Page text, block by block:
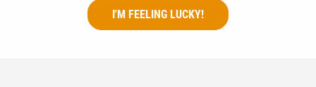
I'M FEELING LUCKY!